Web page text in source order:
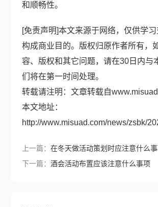
和顺畅性。
[免责声明]本文来源于网络，仅供学
构成商业目的。版权归原作者所有，
容、版权和其它问题，请在30日内与
们将在第一时间处理。
转载请注明：文章转载自
本文地址：
http://www.misuad.com/news/zsbk/
上一篇： 在冬天做活动策划时应注意什么
下一篇： 酒会活动布置应该注意什么事项